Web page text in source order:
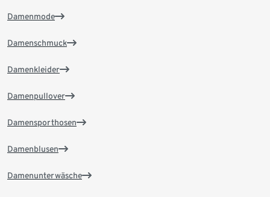
Damenmode
Damenschmuck
Damenkleider
Damenpullover
Damensporthosen
Damenblusen
Damenunterwäsche